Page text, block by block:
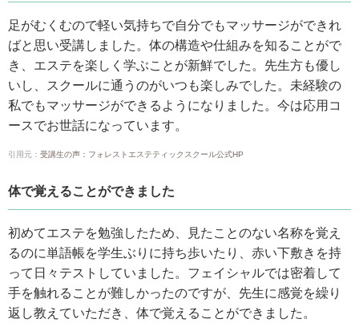
足がむくむので軽い気持ちで自分でもマッサージができれ
ばと思い受講しました。体の構造や仕組みを知ることがで
き、エステを楽しく学ぶことが新鮮でした。先生方も優し
いし、スクールに通うのがいつも楽しみでした。未経験の
私でもマッサージができるようになりました。今は応用コ
ースでお世話になっています。
引用元： 受講生の声：フォレストエステティックスクール公式HP
体で覚えることができました
初めてエステを勉強したため、見たことのない名称を覚え
るのに単語帳を学生ぶりに持ち歩いたり、赤い下敷きを持
って日々テストしていました。フェイシャルでは密着して
手を触れることが難しかったのですが、先生に感覚を繰り
返し教えていただき、体で覚えることができました。